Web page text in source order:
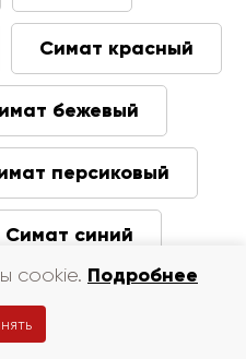
Симат красный
бежевый
персиковый
Симат синий
cookie. Подробнее